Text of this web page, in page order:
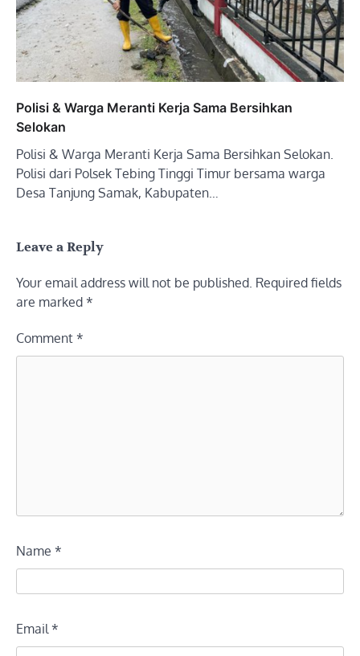
Polisi & Warga Meranti Kerja Sama Bersihkan
Selokan
Polisi & Warga Meranti Kerja Sama Bersihkan Selokan.
Polisi dari Polsek Tebing Tinggi Timur bersama warga
Desa Tanjung Samak, Kabupaten…
Leave a Reply
Your email address will not be published. Required fields
are marked *
Comment *
Name *
Email*